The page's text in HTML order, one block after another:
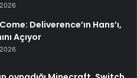
Deliverence’ın Hans’ı,
Açıyor